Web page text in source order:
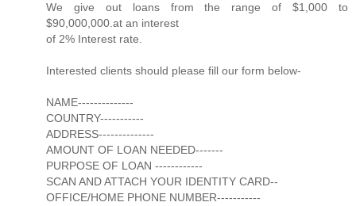
We give out loans from the range of $1,000 to
$90,000,000.at an interest
of 2% Interest rate.
Interested clients should please fill our form below-
NAME--------------
COUNTRY-----------
ADDRESS--------------
AMOUNT OF LOAN NEEDED-------
PURPOSE OF LOAN ------------
SCAN AND ATTACH YOUR IDENTITY CARD--
OFFICE/HOME PHONE NUMBER-----------